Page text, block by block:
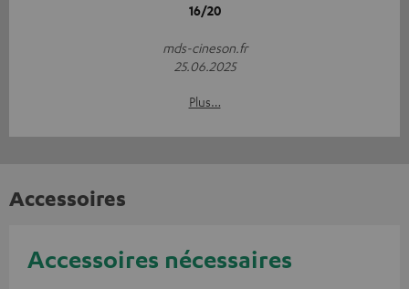
16/20
mds-cineson.fr
25.06.2025
Plus…
Accessoires
Accessoires nécessaires